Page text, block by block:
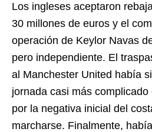
Los ingleses aceptaron
30 millones de euros y el
operación de Keylor Navas
pero independiente. El
al Manchester United había
jornada casi más
por la negativa inicial del
marcharse. Finalmente,